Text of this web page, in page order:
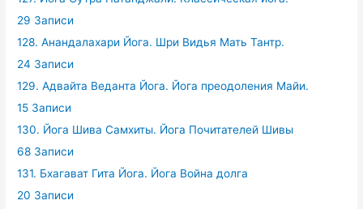
29 Записи
128. Анандалахари Йога. Шри Видья Мать Тантр.
24 Записи
129. Адвайта Веданта Йога. Йога преодоления Майи.
15 Записи
130. Йога Шива Самхиты. Йога Почитателей Шивы
68 Записи
131. Бхагават Гита Йога. Йога Война долга
20 Записи